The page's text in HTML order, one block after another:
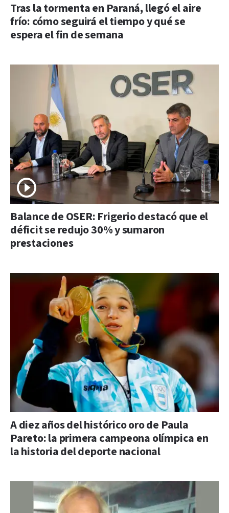
Tras la tormenta en Paraná, llegó el aire
frío: cómo seguirá el tiempo y qué se
espera el fin de semana
Balance de OSER: Frigerio destacó que el
déficit se redujo 30% y sumaron
prestaciones
A diez años del histórico oro de Paula
Pareto: la primera campeona olímpica en
la historia del deporte nacional